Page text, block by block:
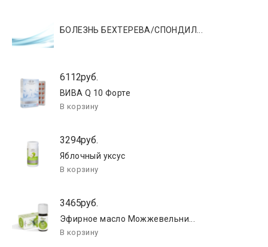
БОЛЕЗНЬ БЕХТЕРЕВА/СПОНДИЛ...
6112руб.
ВИВА Q 10 Форте
3294руб.
Яблочный уксус
3465руб.
Эфирное масло Можжевельни...